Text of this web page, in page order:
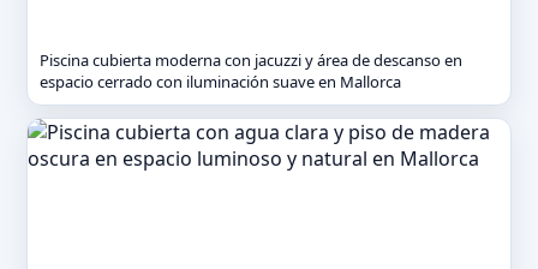
Piscina cubierta moderna con jacuzzi y área de descanso en
espacio cerrado con iluminación suave en Mallorca